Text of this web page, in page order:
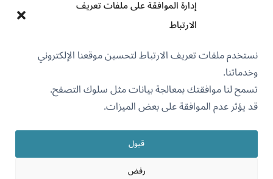
إدارة الموافقة على ملفات تعريف
الارتباط
نستخدم ملفات تعريف الارتباط لتحسين موقعنا الإلكتروني
وخدماتنا.
تسمح لنا موافقتك بمعالجة بيانات مثل سلوك التصفح.
قد يؤثر عدم الموافقة على بعض الميزات.
قبول
رفض
العربية
سياسة GDPR والخصوصية
انضم إلى فريقنا (يفتح
جديدة)
(يفتح
نافذة
جديدة)
(يفتح
نافذة
جديدة)
(يفتح
جديدة)